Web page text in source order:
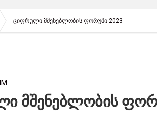
ციფრული მშენებლობის ფორუმი 2023
მშენებლობის